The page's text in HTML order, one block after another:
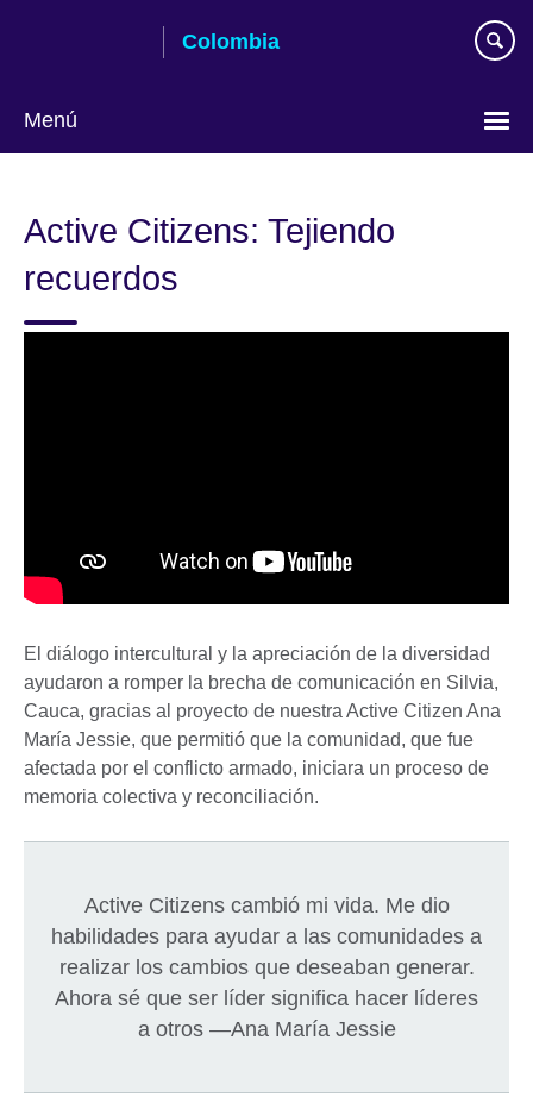
Colombia
Menú
idioma
Active Citizens: Tejiendo
recuerdos
El diálogo intercultural y la apreciación de la diversidad
ayudaron a romper la brecha de comunicación en Silvia,
Cauca, gracias al proyecto de nuestra Active Citizen Ana
María Jessie, que permitió que la comunidad, que fue
afectada por el conflicto armado, iniciara un proceso de
memoria colectiva y reconciliación.
Active Citizens cambió mi vida. Me dio
habilidades para ayudar a las comunidades a
realizar los cambios que deseaban generar.
Ahora sé que ser líder significa hacer líderes
a otros —Ana María Jessie